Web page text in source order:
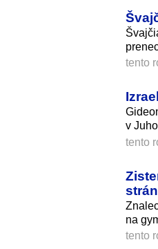
tento
v
tento
na
tento